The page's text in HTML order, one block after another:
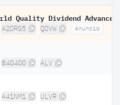
A2DRG5 QDVW Anuncio
840400 ALV
A41NM1 ULVR